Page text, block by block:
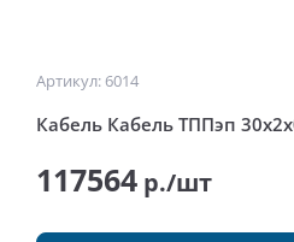
Артикул: 6014
Кабель Кабель ТППэп
117564 р./шт